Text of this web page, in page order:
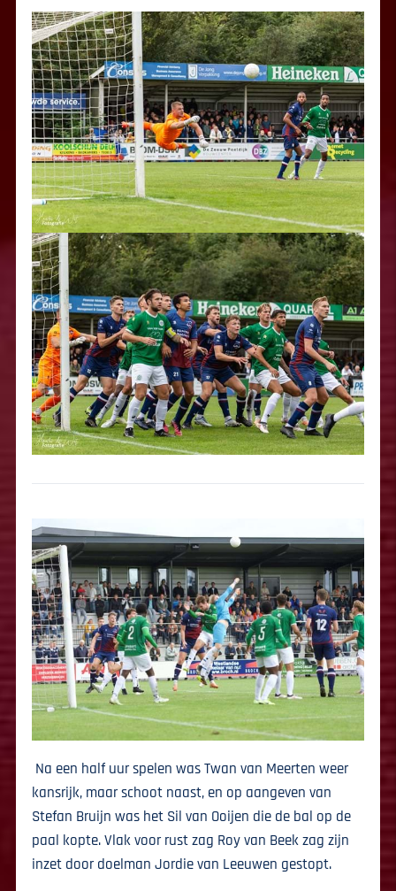
Na een half uur spelen was Twan van Meerten weer
kansrijk, maar schoot naast, en op aangeven van
Stefan Bruijn was het Sil van Ooijen die de bal op de
paal kopte. Vlak voor rust zag Roy van Beek zag zijn
inzet door doelman Jordie van Leeuwen gestopt.